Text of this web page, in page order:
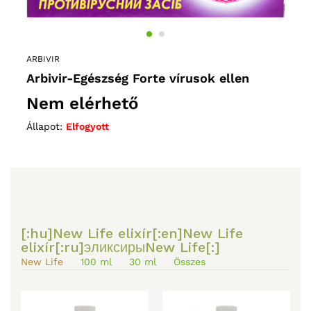
ARBIVIR
Arbivir-Egészség Forte vírusok ellen
Nem elérhető
Állapot: Elfogyott
[:hu]New Life elixír[:en]New Life
elixír[:ru]эликсирыNew Life[:]
New Life 100 ml 30 ml Összes